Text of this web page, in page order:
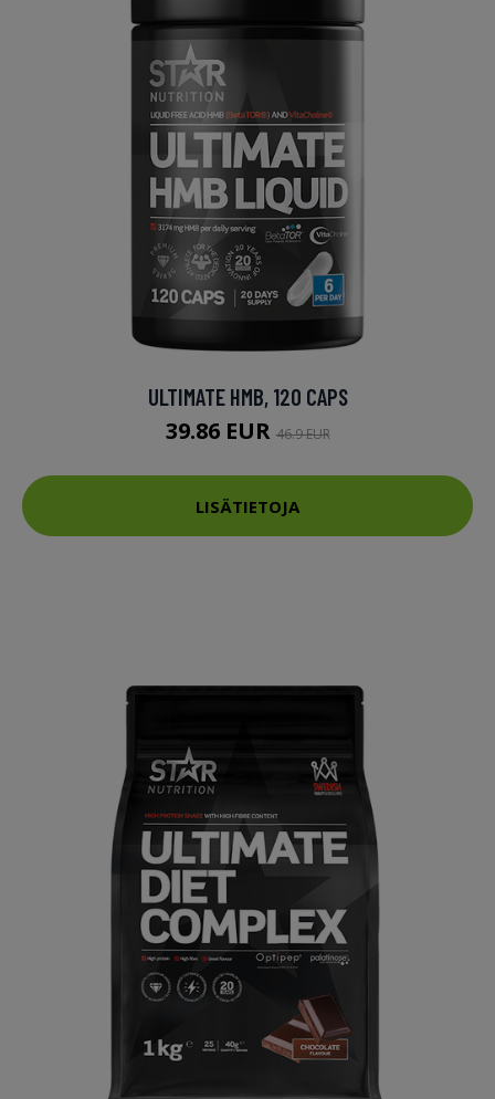
ULTIMATE HMB, 120 CAPS
39.86 EUR46.9 EUR
LISÄTIETOJA